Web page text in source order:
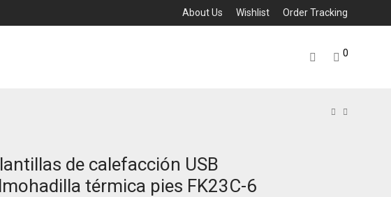
About Us Wishlist Order Tracking
0
de calefacción USB
térmica pies FK23C-6